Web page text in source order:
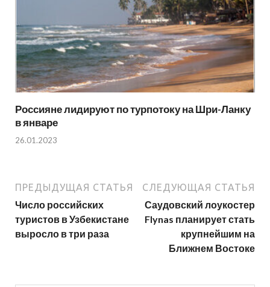
Россияне лидируют по турпотоку на Шри-Ланку
в январе
26.01.2023
ПРЕДЫДУЩАЯ СТАТЬЯ
Число российских
туристов в Узбекистане
выросло в три раза
СЛЕДУЮЩАЯ СТАТЬЯ
Саудовский лоукостер
Flynas планирует стать
крупнейшим на
Ближнем Востоке